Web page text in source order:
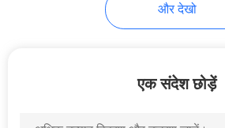
डर्ट बाइक
और देखो
एक संदेश छोड़ें